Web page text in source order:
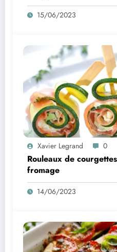
15/06/2023
Xavier Legrand 0
Rouleaux de
fromage
14/06/2023